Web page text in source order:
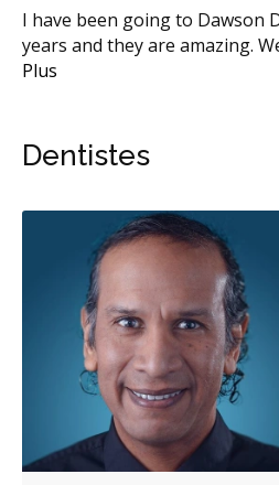
I have been going to Dawson
years and they are amazing.
Plus
Dentistes